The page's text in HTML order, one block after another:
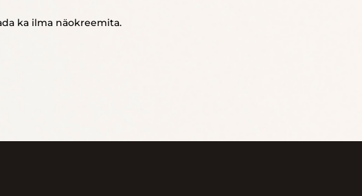
ka ilma näokreemita.